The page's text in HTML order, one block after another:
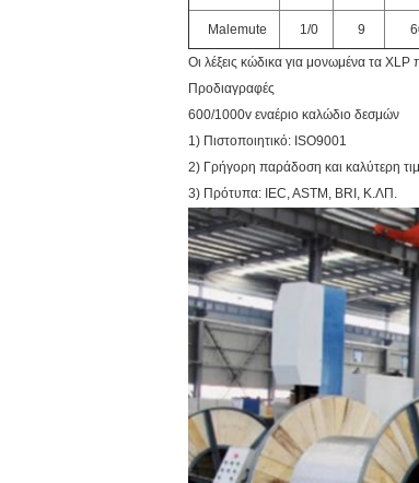
Malemute 1/0 9
Οι λέξεις κώδικα για μονωμένα τα
Προδιαγραφές
600/1000v εναέριο καλώδιο δεσμών
1) Πιστοποιητικό: ISO9001
2) Γρήγορη παράδοση και καλύτερη
3) Πρότυπα: IEC, ASTM, BRI, Κ.ΛΠ.